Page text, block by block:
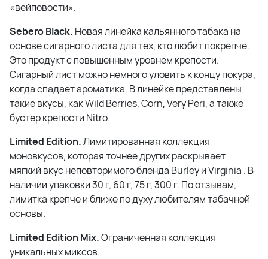
«вейповости».
Sebero Black. Новая линейка кальянного табака на
основе сигарного листа для тех, кто любит покрепче.
Это продукт с повышенным уровнем крепости.
Сигарный лист можно немного уловить к концу покура,
когда спадает ароматика. В линейке представлены
такие вкусы, как Wild Berries, Corn, Very Peri, а также
бустер крепости Nitro.
Limited Edition.Лимитированная коллекция
моновкусов, которая точнее других раскрывает
мягкий вкус неповторимого бленда Burley и Virginia . В
наличии упаковки 30 г, 60 г, 75 г, 300 г. По отзывам,
лимитка крепче и ближе по духу любителям табачной
основы.
Limited Edition Mix.Ограниченная коллекция
уникальных миксов.